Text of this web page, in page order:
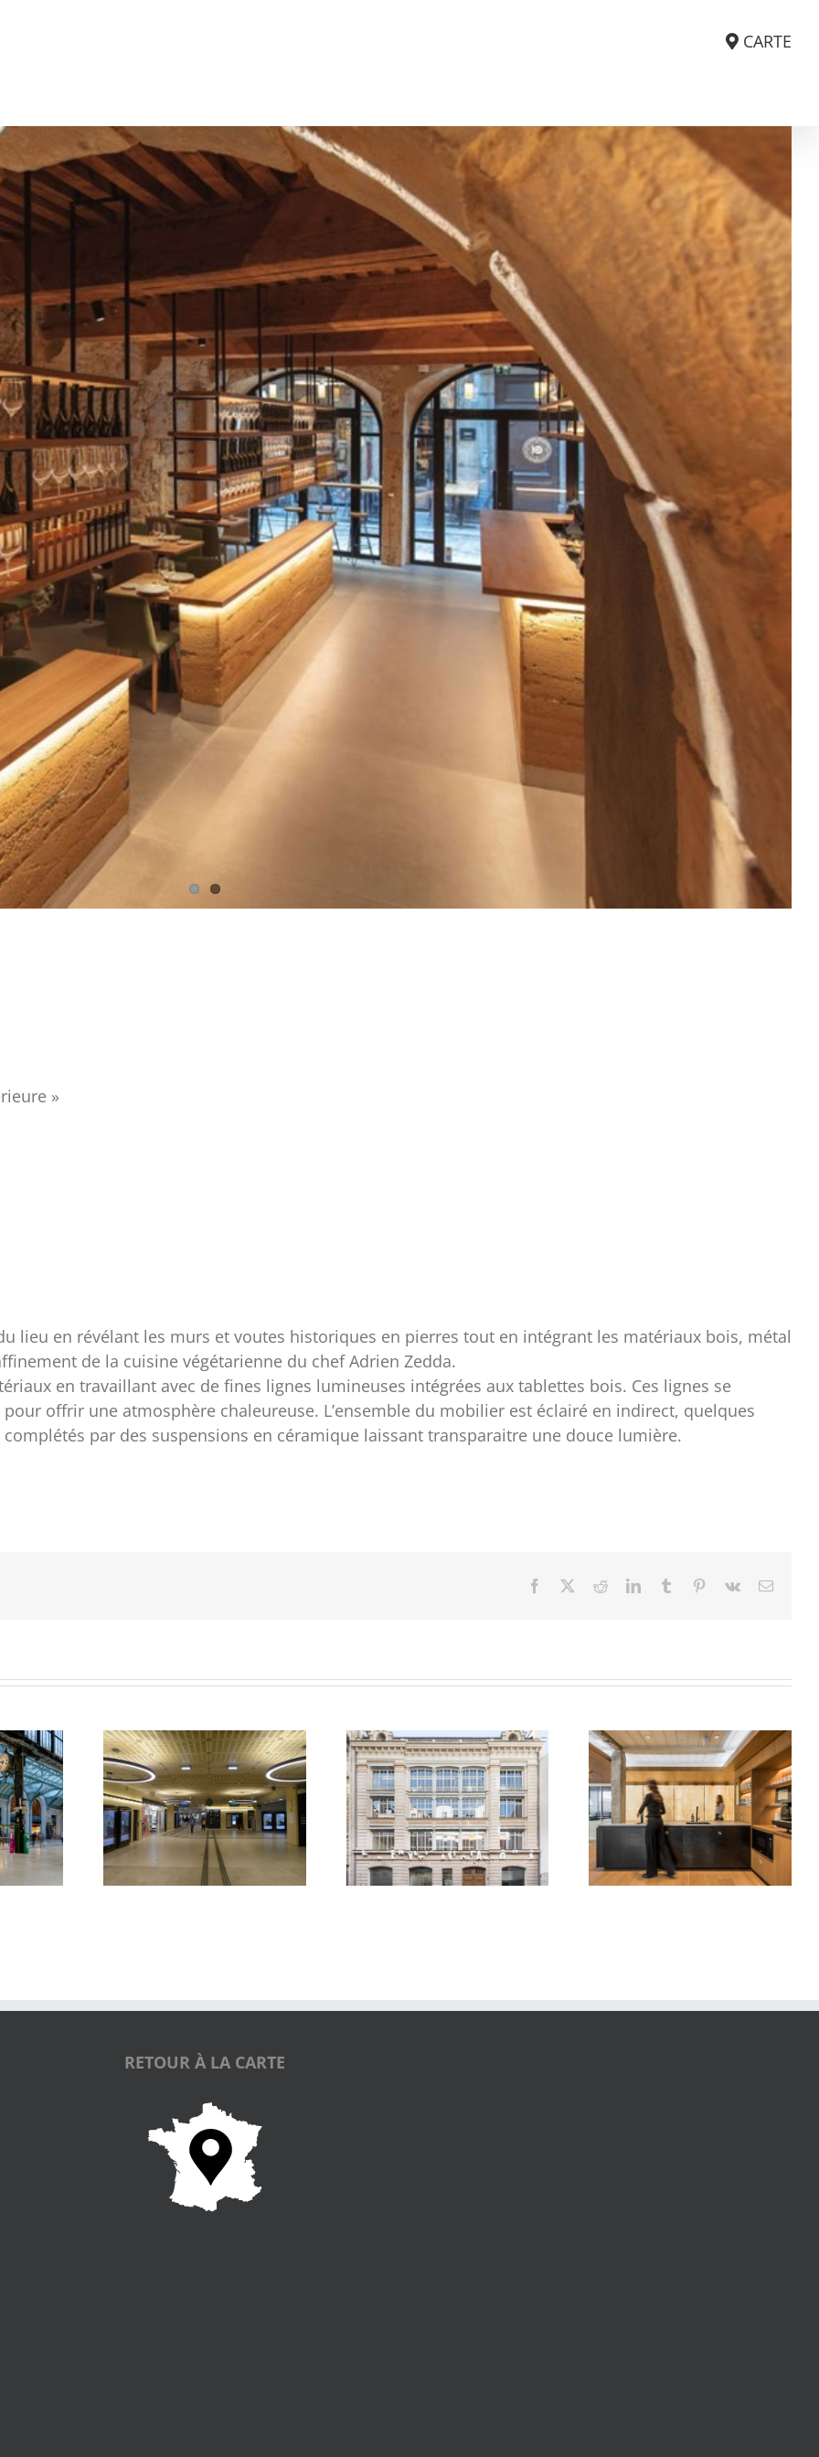
CARTE
»
lieu en révélant les murs et voutes historiques en pierres tout en intégrant les matériaux bois, métal
de la cuisine végétarienne du chef Adrien Zedda.
en travaillant avec de fines lignes lumineuses intégrées aux tablettes bois. Ces lignes se
offrir une atmosphère chaleureuse. L’ensemble du mobilier est éclairé en indirect, quelques
par des suspensions en céramique laissant transparaitre une douce lumière.
Facebook RedditLinkedInTumblr Pinterest
Vk Email
Diderot
Fondation Lafayette
Anticipations
Bureaux Parisiens Museum d’Histoire Naturelle
RETOUR À LA CARTE